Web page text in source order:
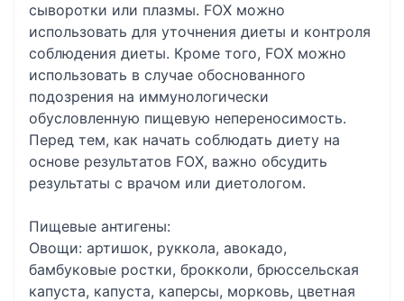
сыворотки или плазмы. FOX можно
использовать для уточнения диеты и контроля
соблюдения диеты. Кроме того, FOX можно
использовать в случае обоснованного
подозрения на иммунологически
обусловленную пищевую непереносимость.
Перед тем, как начать соблюдать диету на
основе результатов FOX, важно обсудить
результаты с врачом или диетологом.
Пищевые антигены:
Овощи: артишок, руккола, авокадо,
бамбуковые ростки, брокколи, брюссельская
капуста, капуста, каперсы, морковь, цветная